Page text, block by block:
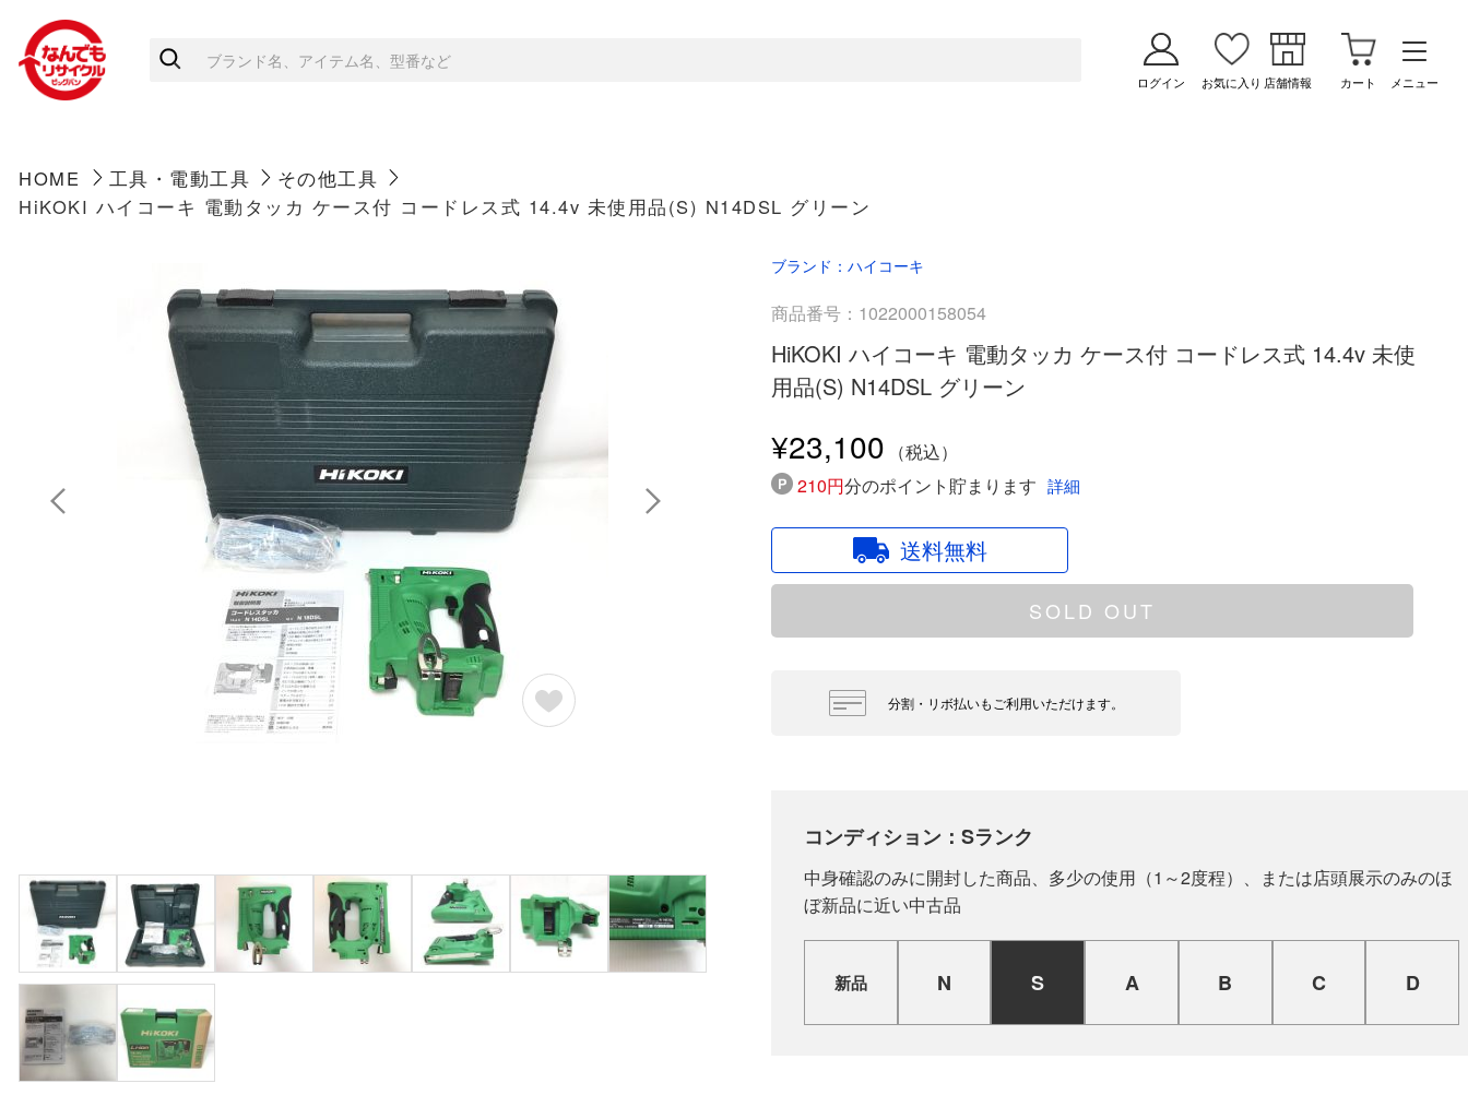
ログイン お気に入り 店舗情報 カート メニュー
HOME 工具・電動工具
その他工具
HiKOKI ハイコーキ 電動タッカ ケース付 コードレス式 14.4v 未使用品(S) N14DSL グリーン
ブランド：ハイコーキ
商品番号：1022000158054
HiKOKI ハイコーキ 電動タッカ ケース付 コードレス式 14.4v 未使
用品(S) N14DSL グリーン
¥23,100
210円分のポイント貯まります 詳細
送料無料
SOLD OUT
分割・リボ払いもご利用いただけます。
コンディション：Sランク
中身確認のみに開封した商品、多少の使用（1～2度程）、または店頭展示のみのほ
ぼ新品に近い中古品
新品 N S A B C D